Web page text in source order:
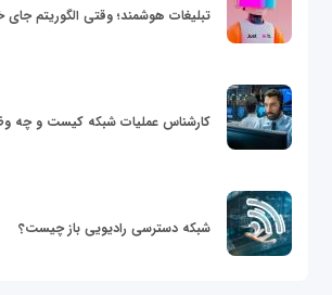
تبلیغات هوشمند؛ وقتی الگوریتم جای
کارشناس عملیات شبکه کیست و چه
شبکه دسترسی رادیویی باز چیست؟